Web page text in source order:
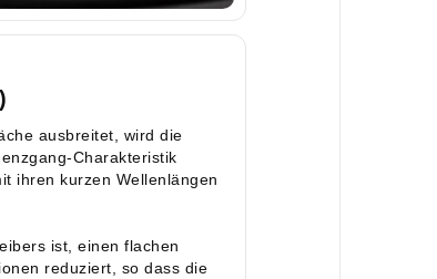
ausbreitet, wird die
Charakteristik
ihren kurzen Wellenlängen
ist, einen flachen
reduziert, so dass die